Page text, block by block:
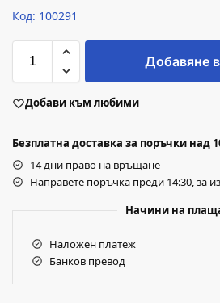
Код: 100291
Добавяне
Добави към любими
Безплатна доставка за поръчки над
14 дни право на връщане
Направете поръчка преди 14:30, за
Начини на
Наложен платеж
Банков превод